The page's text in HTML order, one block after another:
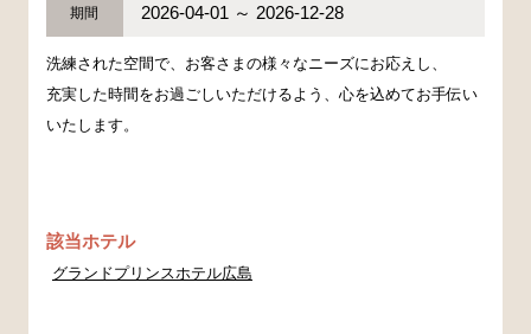
期間 2026-04-01 ～ 2026-12-28
洗練された空間で、お客さまの様々なニーズにお応えし、
充実した時間をお過ごしいただけるよう、心を込めてお手伝い
いたします。
該当ホテル
グランドプリンスホテル広島